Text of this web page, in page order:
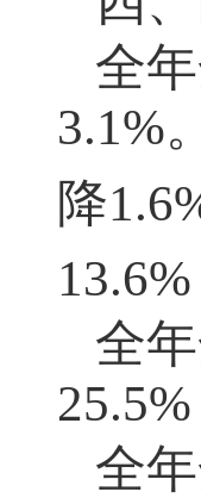
全
3.1%
降
全
全